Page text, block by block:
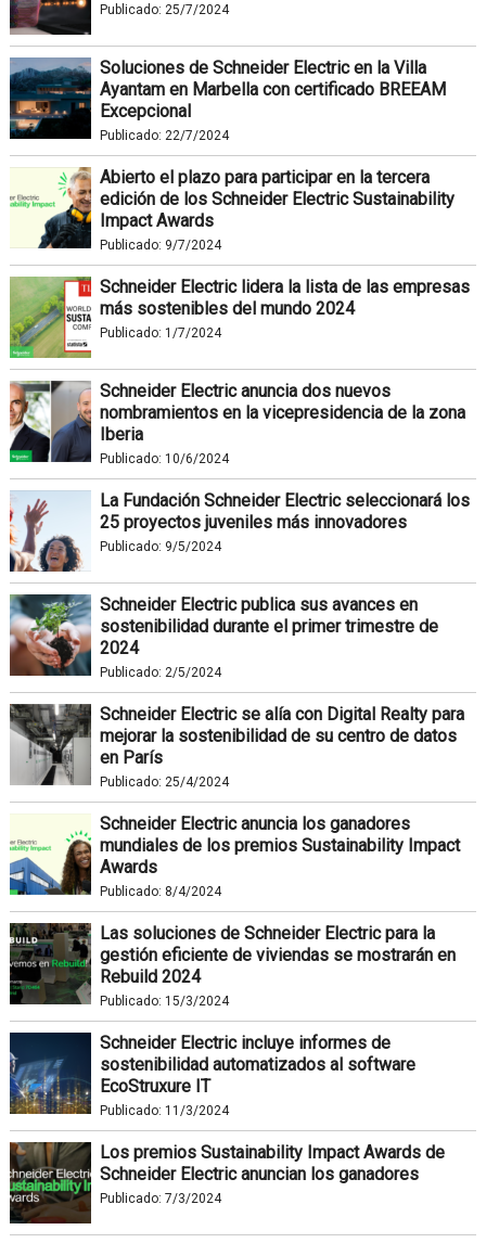
Publicado: 25/7/2024
Soluciones de Schneider Electric en la Villa
Ayantam en Marbella con certificado BREEAM
Excepcional
Publicado: 22/7/2024
Abierto el plazo para participar en la tercera
edición de los Schneider Electric Sustainability
Impact Awards
Publicado: 9/7/2024
Schneider Electric lidera la lista de las empresas
más sostenibles del mundo 2024
Publicado: 1/7/2024
Schneider Electric anuncia dos nuevos
nombramientos en la vicepresidencia de la zona
Iberia
Publicado: 10/6/2024
La Fundación Schneider Electric seleccionará los
25 proyectos juveniles más innovadores
Publicado: 9/5/2024
Schneider Electric publica sus avances en
sostenibilidad durante el primer trimestre de
2024
Publicado: 2/5/2024
Schneider Electric se alía con Digital Realty para
mejorar la sostenibilidad de su centro de datos
en París
Publicado: 25/4/2024
Schneider Electric anuncia los ganadores
mundiales de los premios Sustainability Impact
Awards
Publicado: 8/4/2024
Las soluciones de Schneider Electric para la
gestión eficiente de viviendas se mostrarán en
Rebuild 2024
Publicado: 15/3/2024
Schneider Electric incluye informes de
sostenibilidad automatizados al software
EcoStruxure IT
Publicado: 11/3/2024
Los premios Sustainability Impact Awards de
Schneider Electric anuncian los ganadores
Publicado: 7/3/2024